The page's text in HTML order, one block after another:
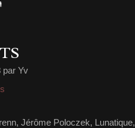
par Yv
Jérôme Poloczek,